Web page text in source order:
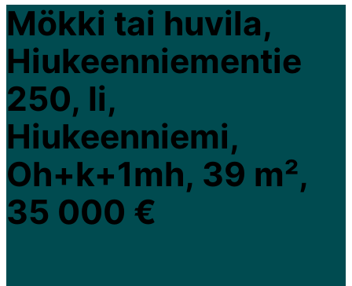
Mökki tai huvila,
Hiukeenniementie
250, Ii,
Hiukeenniemi,
Oh+k+1mh, 39 m²,
35 000 €